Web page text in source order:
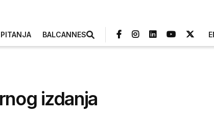
BALCANNES
izdanja